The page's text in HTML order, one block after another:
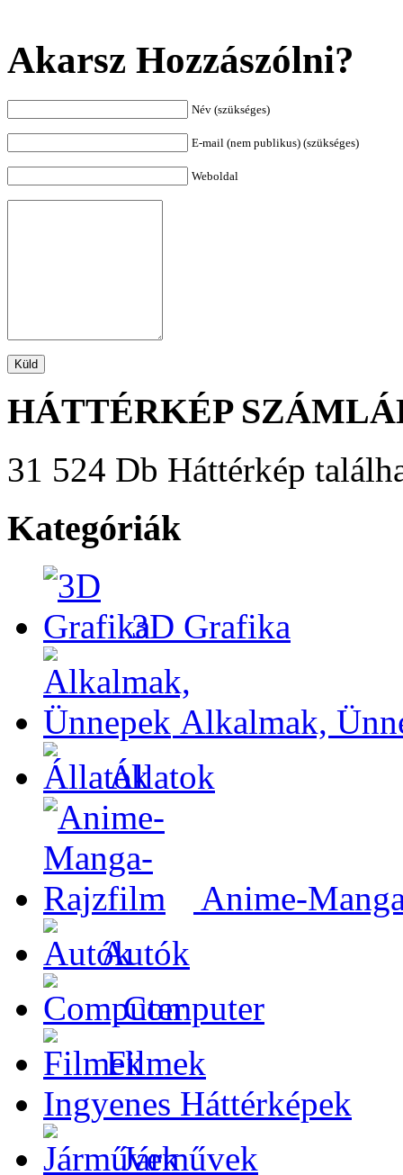
Akarsz Hozzászólni?
Név (szükséges)
E-mail (nem publikus) (szükséges)
Weboldal
HÁTTÉRKÉP
31 524 Db Háttérkép
Kategóriák
3D Grafika
Alkalmak,
Állatok
Anime-
Autók
Computer
Filmek
Ingyenes Háttérképek
Járművek